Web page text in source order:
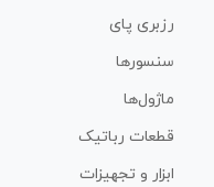
رزبری پای
سنسورها
ماژول‌ها
قطعات رباتیک
ابزار و تجهیزات